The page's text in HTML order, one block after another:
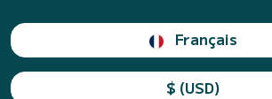
Français
$ (USD)